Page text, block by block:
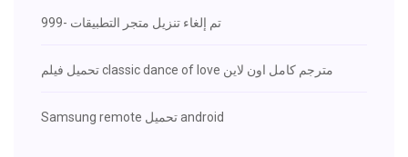
تم إلغاء تنزيل متجر التطبيقات -999
تحميل فيلم classic dance of love مترجم كامل اون لاين
Samsung remote تحميل android